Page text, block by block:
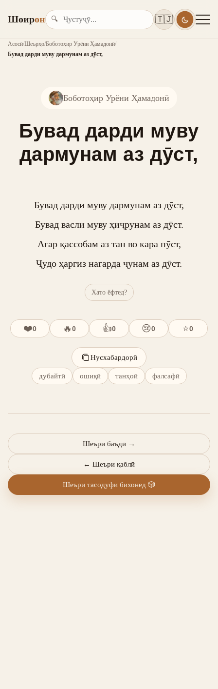
Шоирон 🔍 🇹🇯
Асосӣ/Шеърҳо/Боботоҳир Урёни Ҳамадонӣ/
Бувад дарди муву дармунам аз дӯст,
Боботоҳир Урёни Ҳамадонӣ
Бувад дарди муву
дармунам аз дӯст,
Бувад дарди муву дармунам аз дӯст,
Бувад васли муву ҳиҷрунам аз дӯст.
Агар қассобам аз тан во кара пӯст,
Ҷудо ҳаргиз нагарда ҷунам аз дӯст.
Хато ёфтед?
❤️0 🔥0 👍0 😢0 ⭐0
Нусхабардорӣ
дубайтӣ ошиқӣ танҳоӣ фалсафӣ
← Шеъри қаблӣ
Шеъри баъдӣ →
Шеъри тасодуфӣ бихонед 🎲